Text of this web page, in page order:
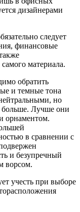
дизайнерами
следует
финансовые
материала.
обратить
и темные тона
но
больше. Лучше они
орнаментом.
в сравнении с
и безупречный
ворсом.
учесть при выборе